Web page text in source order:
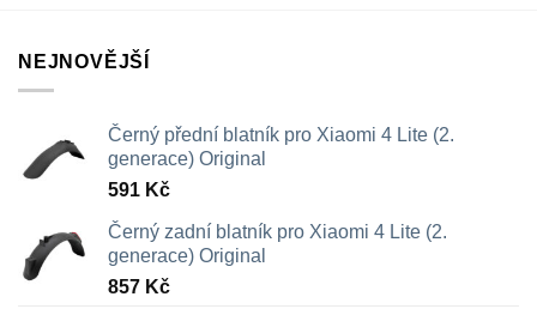
vybrat
produktu
produktu
NEJNOVĚJŠÍ
Černý přední blatník pro Xiaomi 4 Lite (2.
generace) Original
591 Kč
Černý zadní blatník pro Xiaomi 4 Lite (2.
generace) Original
857 Kč